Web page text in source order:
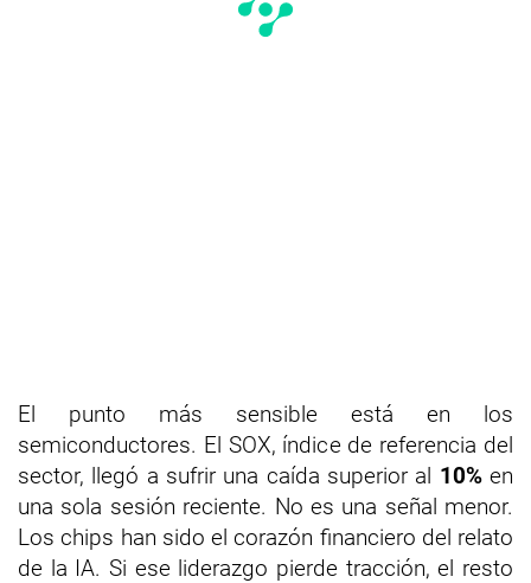
El punto más sensible está en los
semiconductores. El SOX, índice de referencia del
sector, llegó a sufrir una caída superior al 10%en
una sola sesión reciente. No es una señal menor.
Los chips han sido el corazón financiero del relato
de la IA. Si ese liderazgo pierde tracción, el resto